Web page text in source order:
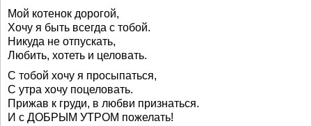
Мой котенок дорогой,
Хочу я быть всегда с тобой.
Никуда не отпускать,
Любить, хотеть и целовать.
С тобой хочу я просыпаться,
С утра хочу поцеловать.
Прижав к груди, в любви признаться.
И с ДОБРЫМ УТРОМ пожелать!